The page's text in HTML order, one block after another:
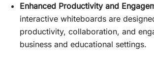
Enhanced Productivity and
interactive whiteboards are
productivity, collaboration, and
business and educational settings.